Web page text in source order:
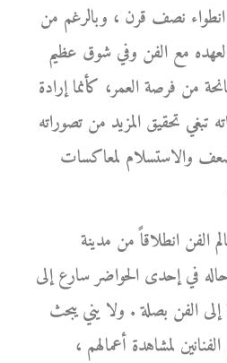
انطواء نصف قرن ، وبالرغم من
مع الفن وفي شوق عظيم
من فرصة العمر، كأنما إرادة
تبغي تحقيق المزيد من تصوراته
والاستسلام لمعاكسات
الفن انطلاقاً من مدينة
في إحدى الحواضر سارع إلى
الفن بصلة . ولا يني يبحث
لمشاهدة أعمالهم ،